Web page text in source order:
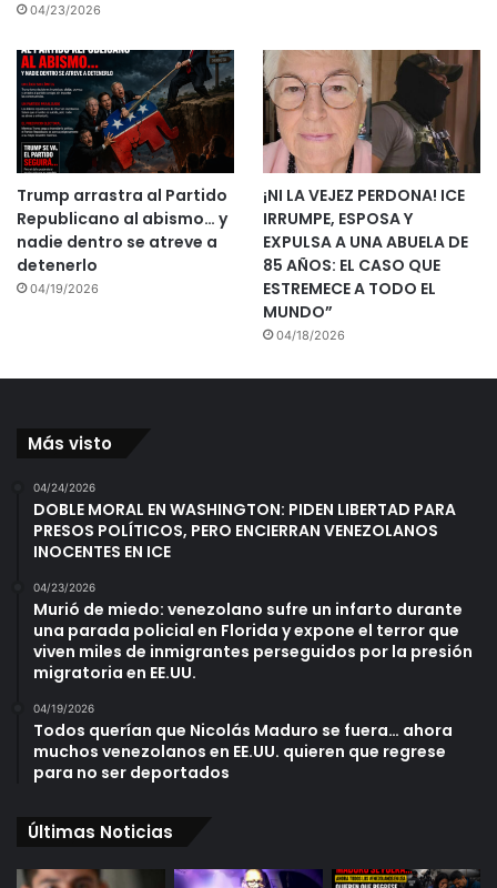
04/23/2026
Trump arrastra al Partido
Republicano al abismo… y
nadie dentro se atreve a
detenerlo
04/19/2026
¡NI LA VEJEZ PERDONA! ICE
IRRUMPE, ESPOSA Y
EXPULSA A UNA ABUELA DE
85 AÑOS: EL CASO QUE
ESTREMECE A TODO EL
MUNDO”
04/18/2026
Más visto
04/24/2026
DOBLE MORAL EN WASHINGTON: PIDEN LIBERTAD PARA
PRESOS POLÍTICOS, PERO ENCIERRAN VENEZOLANOS
INOCENTES EN ICE
04/23/2026
Murió de miedo: venezolano sufre un infarto durante
una parada policial en Florida y expone el terror que
viven miles de inmigrantes perseguidos por la presión
migratoria en EE.UU.
04/19/2026
Todos querían que Nicolás Maduro se fuera… ahora
muchos venezolanos en EE.UU. quieren que regrese
para no ser deportados
Últimas Noticias